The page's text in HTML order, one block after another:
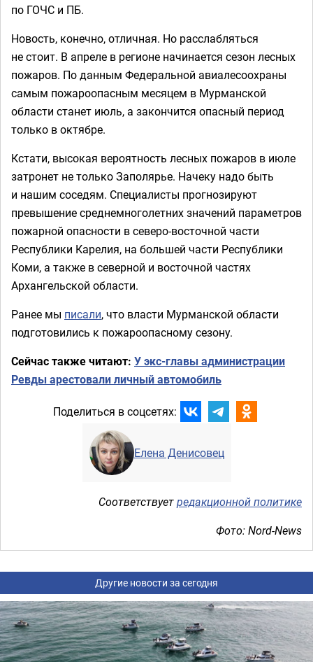
по ГОЧС и ПБ.
Новость, конечно, отличная. Но расслабляться
не стоит. В апреле в регионе начинается сезон лесных
пожаров. По данным Федеральной авиалесоохраны
самым пожароопасным месяцем в Мурманской
области станет июль, а закончится опасный период
только в октябре.
Кстати, высокая вероятность лесных пожаров в июле
затронет не только Заполярье. Начеку надо быть
и нашим соседям. Специалисты прогнозируют
превышение среднемноголетних значений параметров
пожарной опасности в северо-восточной части
Республики Карелия, на большей части Республики
Коми, а также в северной и восточной частях
Архангельской области.
Ранее мы писали, что власти Мурманской области
подготовились к пожароопасному сезону.
Сейчас также читают: У экс-главы администрации
Ревды арестовали личный автомобиль
Поделиться в соцсетях:
Елена Денисовец
Соответствуетредакционной политике
Фото: Nord-News
Другие новости за сегодня